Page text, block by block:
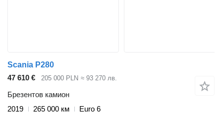
Scania P280
47 610 €
205 000 PLN ≈ 93 270 лв.
Брезентов камион
2019
265 000 км
Euro 6